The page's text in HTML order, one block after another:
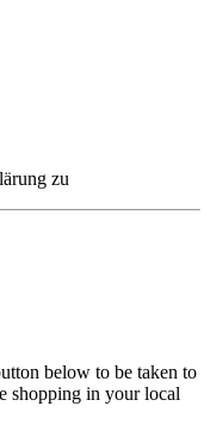
zu
below to be taken to
shopping in your local